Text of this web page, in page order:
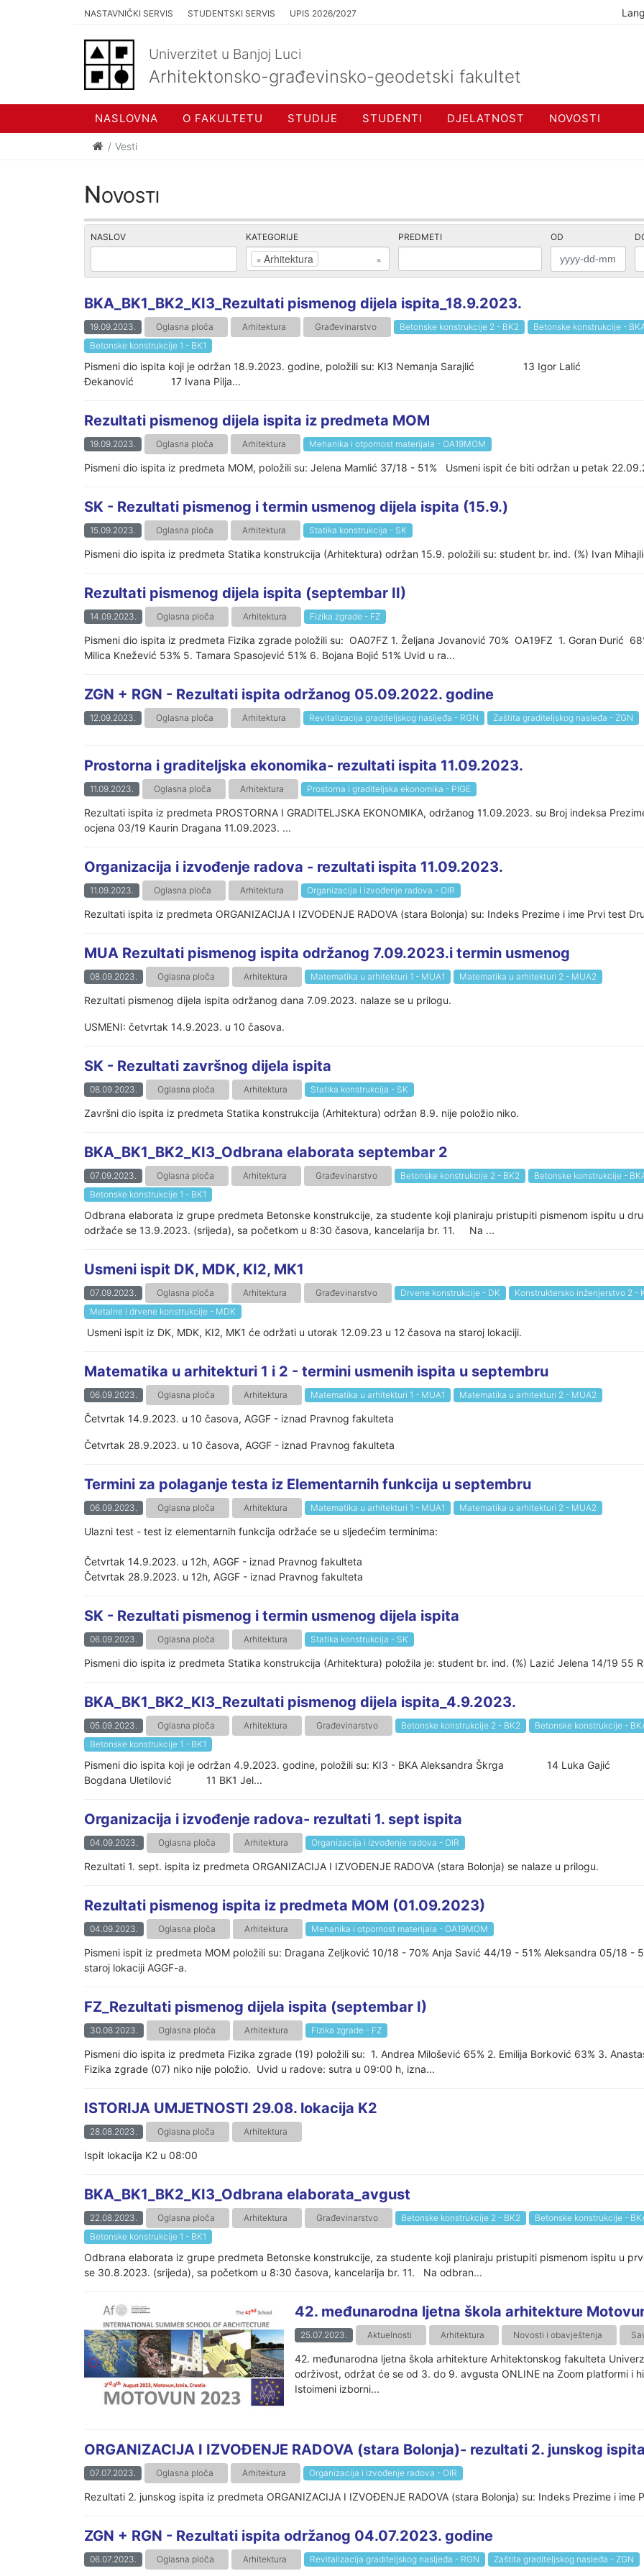
NASTAVNIČKI SERVIS STUDENTSKI SERVIS UPIS 2026/2027
Univerzitet u Banjoj Luci
Arhitektonsko-građevinsko-geodetski fakultet
NASLOVNA O FAKULTETU STUDIJE STUDENTI DJELATNOST NOVOSTI
Vesti
Novosti
NASLOV KATEGORIJE
×
× Arhitektura
PREDMETI OD
BKA_BK1_BK2_KI3_Rezultati pismenog dijela ispita_18.9.2023.
19.09.2023. Oglasna ploča Arhitektura Građevinarstvo Betonske konstrukcije 2 - BK2 Betonske konstrukcije -
Betonske konstrukcije 1 - BK1
Pismeni dio ispita koji je održan 18.9.2023. godine, položili su: KI3 Nemanja Sarajlić 13
Đekanović 17 Ivana Pilja...
Rezultati pismenog dijela ispita iz predmeta MOM
19.09.2023. Oglasna ploča Arhitektura Mehanika i otpornost materijala - OA19MOM
Pismeni dio ispita iz predmeta MOM, položili su: Jelena Mamlić 37/18 - 51% Usmeni ispit će biti održan u petak
SK - Rezultati pismenog i termin usmenog dijela ispita (15.9.)
15.09.2023. Oglasna ploča Arhitektura Statika konstrukcija - SK
Pismeni dio ispita iz predmeta Statika konstrukcija (Arhitektura) održan 15.9. položili su: student br. ind. (%) Ivan
Rezultati pismenog dijela ispita (septembar II)
14.09.2023. Oglasna ploča Arhitektura Fizika zgrade - FZ
Pismeni dio ispita iz predmeta Fizika zgrade položili su: OA07FZ 1. Željana Jovanović 70% OA19FZ 1. Goran Đurić
Milica Knežević 53% 5. Tamara Spasojević 51% 6. Bojana Bojić 51% Uvid u ra...
ZGN + RGN - Rezultati ispita održanog 05.09.2022. godine
12.09.2023. Oglasna ploča Arhitektura Revitalizacija graditeljskog nasljeđa - RGN Zaštita graditeljskog nasleđa - ZGN
Prostorna i graditeljska ekonomika- rezultati ispita 11.09.2023.
11.09.2023. Oglasna ploča Arhitektura Prostorna i graditeljska ekonomika - PIGE
Rezultati ispita iz predmeta PROSTORNA I GRADITELJSKA EKONOMIKA, održanog 11.09.2023. su Broj indeksa
ocjena 03/19 Kaurin Dragana 11.09.2023. ...
Organizacija i izvođenje radova - rezultati ispita 11.09.2023.
11.09.2023. Oglasna ploča Arhitektura Organizacija i izvođenje radova - OIR
Rezultati ispita iz predmeta ORGANIZACIJA I IZVOĐENJE RADOVA (stara Bolonja) su: Indeks Prezime i ime Prvi test
MUA Rezultati pismenog ispita održanog 7.09.2023.i termin usmenog
08.09.2023. Oglasna ploča Arhitektura Matematika u arhitekturi 1 - MUA1 Matematika u arhitekturi 2 - MUA2
Rezultati pismenog dijela ispita održanog dana 7.09.2023. nalaze se u prilogu.
USMENI: četvrtak 14.9.2023. u 10 časova.
SK - Rezultati završnog dijela ispita
08.09.2023. Oglasna ploča Arhitektura Statika konstrukcija - SK
Završni dio ispita iz predmeta Statika konstrukcija (Arhitektura) održan 8.9. nije položio niko.
BKA_BK1_BK2_KI3_Odbrana elaborata septembar 2
07.09.2023. Oglasna ploča Arhitektura Građevinarstvo Betonske konstrukcije 2 - BK2 Betonske konstrukcije -
Betonske konstrukcije 1 - BK1
Odbrana elaborata iz grupe predmeta Betonske konstrukcije, za studente koji planiraju pristupiti pismenom ispitu u
održaće se 13.9.2023. (srijeda), sa početkom u 8:30 časova, kancelarija br. 11. Na ...
Usmeni ispit DK, MDK, KI2, MK1
07.09.2023. Oglasna ploča Arhitektura Građevinarstvo Drvene konstrukcije - DK Konstruktersko inženjerstvo 2 -
Metalne i drvene konstrukcije - MDK
Usmeni ispit iz DK, MDK, KI2, MK1 će održati u utorak 12.09.23 u 12 časova na staroj lokaciji.
Matematika u arhitekturi 1 i 2 - termini usmenih ispita u septembru
06.09.2023. Oglasna ploča Arhitektura Matematika u arhitekturi 1 - MUA1 Matematika u arhitekturi 2 - MUA2
Četvrtak 14.9.2023. u 10 časova, AGGF - iznad Pravnog fakulteta
Četvrtak 28.9.2023. u 10 časova, AGGF - iznad Pravnog fakulteta
Termini za polaganje testa iz Elementarnih funkcija u septembru
06.09.2023. Oglasna ploča Arhitektura Matematika u arhitekturi 1 - MUA1 Matematika u arhitekturi 2 - MUA2
Ulazni test - test iz elementarnih funkcija održaće se u sljedećim terminima:
Četvrtak 14.9.2023. u 12h, AGGF - iznad Pravnog fakulteta
Četvrtak 28.9.2023. u 12h, AGGF - iznad Pravnog fakulteta
SK - Rezultati pismenog i termin usmenog dijela ispita
06.09.2023. Oglasna ploča Arhitektura Statika konstrukcija - SK
Pismeni dio ispita iz predmeta Statika konstrukcija (Arhitektura) položila je: student br. ind. (%) Lazić Jelena 14/19 55
BKA_BK1_BK2_KI3_Rezultati pismenog dijela ispita_4.9.2023.
05.09.2023. Oglasna ploča Arhitektura Građevinarstvo Betonske konstrukcije 2 - BK2 Betonske konstrukcije -
Betonske konstrukcije 1 - BK1
Pismeni dio ispita koji je održan 4.9.2023. godine, položili su: KI3 - BKA Aleksandra Škrga
Bogdana Uletilović 11 BK1 Jel...
Organizacija i izvođenje radova- rezultati 1. sept ispita
04.09.2023. Oglasna ploča Arhitektura Organizacija i izvođenje radova - OIR
Rezultati 1. sept. ispita iz predmeta ORGANIZACIJA I IZVOĐENJE RADOVA (stara Bolonja) se nalaze u prilogu.
Rezultati pismenog ispita iz predmeta MOM (01.09.2023)
04.09.2023. Oglasna ploča Arhitektura Mehanika i otpornost materijala - OA19MOM
Pismeni ispit iz predmeta MOM položili su: Dragana Zeljković 10/18 - 70% Anja Savić 44/19 - 51% Aleksandra 05/18
staroj lokaciji AGGF-a.
FZ_Rezultati pismenog dijela ispita (septembar I)
30.08.2023. Oglasna ploča Arhitektura Fizika zgrade - FZ
Pismeni dio ispita iz predmeta Fizika zgrade (19) položili su: 1. Andrea Milošević 65% 2. Emilija Borković 63% 3.
Fizika zgrade (07) niko nije položio. Uvid u radove: sutra u 09:00 h, izna...
ISTORIJA UMJETNOSTI 29.08. lokacija K2
28.08.2023. Oglasna ploča Arhitektura
Ispit lokacija K2 u 08:00
BKA_BK1_BK2_KI3_Odbrana elaborata_avgust
22.08.2023. Oglasna ploča Arhitektura Građevinarstvo Betonske konstrukcije 2 - BK2 Betonske konstrukcije -
Betonske konstrukcije 1 - BK1
Odbrana elaborata iz grupe predmeta Betonske konstrukcije, za studente koji planiraju pristupiti pismenom ispitu u
se 30.8.2023. (srijeda), sa početkom u 8:30 časova, kancelarija br. 11. Na odbran...
42. međunarodna ljetna škola arhitekture
25.07.2023. Aktuelnosti Arhitektura Novosti i obavještenja
42. međunarodna ljetna škola arhitekture Arhitektonskog fakulteta
održivost, održat će se od 3. do 9. avgusta ONLINE na Zoom platformi i
Istoimeni izborni...
ORGANIZACIJA I IZVOĐENJE RADOVA (stara Bolonja)- rezultati 2. junskog ispita
07.07.2023. Oglasna ploča Arhitektura Organizacija i izvođenje radova - OIR
Rezultati 2. junskog ispita iz predmeta ORGANIZACIJA I IZVOĐENJE RADOVA (stara Bolonja) su: Indeks Prezime i
ZGN + RGN - Rezultati ispita održanog 04.07.2023. godine
06.07.2023. Oglasna ploča Arhitektura Revitalizacija graditeljskog nasljeđa - RGN Zaštita graditeljskog nasleđa - ZGN